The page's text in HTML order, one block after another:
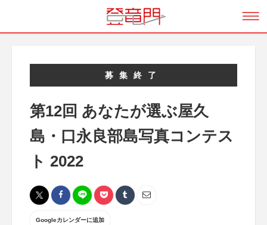
募集終了
第12回 あなたが選ぶ屋久
島・口永良部島写真コンテス
ト 2022
Googleカレンダーに追加